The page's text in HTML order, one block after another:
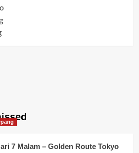
7 Malam – Golden Route Tokyo